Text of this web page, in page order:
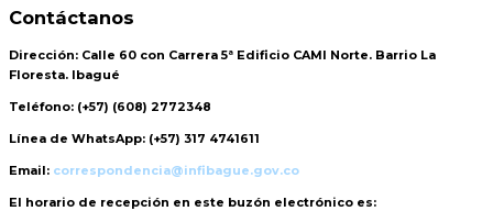
Contáctanos
Dirección: Calle 60 con Carrera 5ª Edificio CAMI Norte. Barrio La
Floresta. Ibagué
Teléfono: (+57) (608) 2772348
Línea de WhatsApp: (+57) 317 4741611
Email: correspondencia@infibague.gov.co
El horario de recepción en este buzón electrónico es: